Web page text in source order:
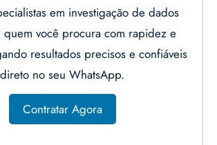
em investigação de dados
quem você procura com rapidez e
resultados precisos e confiáveis
direto no seu WhatsApp.
Contratar Agora